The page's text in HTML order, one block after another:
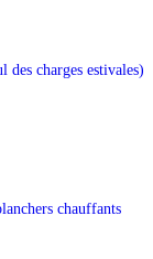
charges estivales)
chauffants